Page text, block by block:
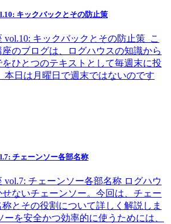
キックバックとその防止策
vol.10: キックバックとその防止策 こ
のブログは、ログハウスの知識から
をひとつのテキストとして毎週末に投
本日は月曜日で週末ではないのです
チェーンソー各部名称
vol.7: チェーンソー各部名称 ログハウ
ないチェーンソー。今回は、チェー
とその役割について詳しく解説しま
ーを安全かつ効率的に使うためには、